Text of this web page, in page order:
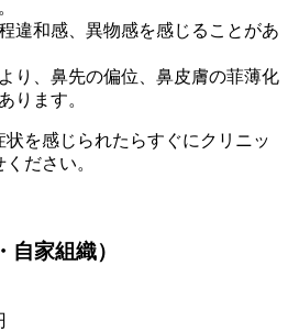
違和感、異物感を感じることがあ
り、鼻先の偏位、鼻皮膚の菲薄化
ります。
を感じられたらすぐにクリニッ
ださい。
自家組織）